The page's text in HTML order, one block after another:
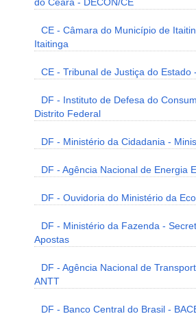
do Ceará - DECON/CE
CE - Câmara do Município de
Itaitinga
CE - Tribunal de Justiça do Estado
DF - Instituto de Defesa do
Distrito Federal
DF - Ministério da Cidadania -
DF - Agência Nacional de Energia
DF - Ouvidoria do Ministério da
DF - Ministério da Fazenda -
Apostas
DF - Agência Nacional de
ANTT
DF - Banco Central do Brasil -